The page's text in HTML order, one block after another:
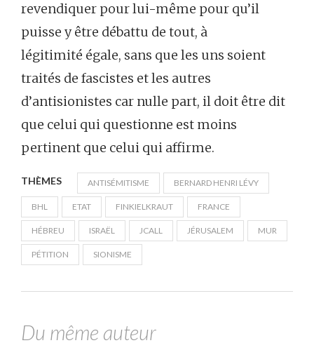
revendiquer pour lui-même pour qu’il
puisse y être débattu de tout, à
légitimité égale, sans que les uns soient
traités de fascistes et les autres
d’antisionistes car nulle part, il doit être dit
que celui qui questionne est moins
pertinent que celui qui affirme.
THÈMES ANTISÉMITISME BERNARD HENRI LÉVY
BHL ETAT FINKIELKRAUT FRANCE
HÉBREU ISRAËL JCALL JÉRUSALEM MUR
PÉTITION SIONISME
Du même auteur